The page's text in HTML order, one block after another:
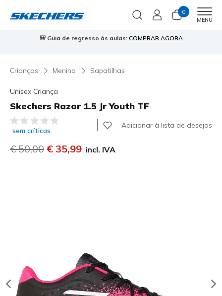
0
MENU
de regresso às aulas:COMPRAR AGORA ⭐Skechers VIP:
Crianças Menino Sapatilhas
Unisex Criança
Skechers Razor 1.5 Jr Youth TF
3$2 de 5 – Classificação do cliente
sem críticas
Adicionar à lista de desejos
Preço com desconto de
€ 50,00 para
€ 35,99 incl. IVA